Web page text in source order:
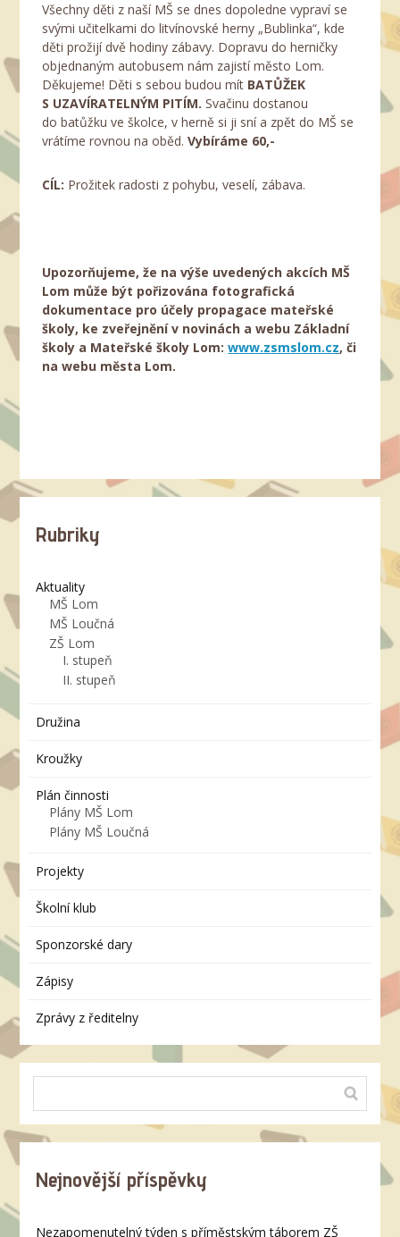
Všechny děti z naší MŠ se dnes dopoledne vypraví se
svými učitelkami do litvínovské herny „Bublinka“, kde
děti prožijí dvě hodiny zábavy. Dopravu do herničky
objednaným autobusem nám zajistí město Lom.
Děkujeme! Děti s sebou budou mít BATŮŽEK
S UZAVÍRATELNÝM PITÍM. Svačinu dostanou
do batůžku ve školce, v herně si ji sní a zpět do MŠ se
vrátíme rovnou na oběd.Vybíráme 60,-
CÍL: Prožitek radosti z pohybu, veselí, zábava.
Upozorňujeme, že na výše uvedených akcích MŠ
Lom může být pořizována fotografická
dokumentace pro účely propagace mateřské
školy, ke zveřejnění v novinách a webu Základní
školy a Mateřské školy Lom:www.zsmslom.cz, či
na webu města Lom.
Rubriky
Aktuality
MŠ Lom
MŠ Loučná
ZŠ Lom
I. stupeň
II. stupeň
Družina
Kroužky
Plán činnosti
Plány MŠ Lom
Plány MŠ Loučná
Projekty
Školní klub
Sponzorské dary
Zápisy
Zprávy z ředitelny
Nejnovější příspěvky
Nezapomenutelný týden s příměstským táborem ZŠ